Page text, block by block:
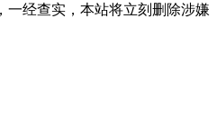
一经查实，本站将立刻删除涉嫌